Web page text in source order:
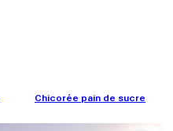
Chicorée pain de sucre